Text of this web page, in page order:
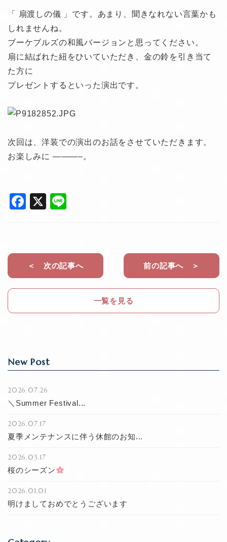
「 扇渡しの儀 」です。あまり、聞きなれない言葉かも
しれませんね。
ブーケブルズの和風バージョンと思ってください。
扇に結ばれた紐をひいていただき、金の鈴を引き当て
た方に
プレゼントするといった演出です。
次回は、洋装での演出のお話をさせていただきます。
お楽しみに ———–。
F
e
b
o
k
X
＜ 次の記事へ
一覧を見る
前の記事へ ＞
New Post
2026.07.26
＼Summer Festival...
2026.07.17
夏季メンテナンスに伴う休館のお知...
2026.03.17
桜のシーズン
2026.01.01
明けましておめでとうございます